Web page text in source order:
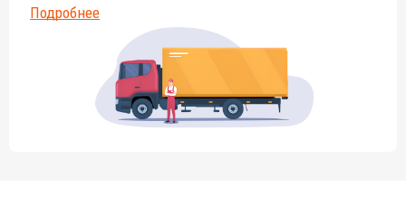
Подробнее